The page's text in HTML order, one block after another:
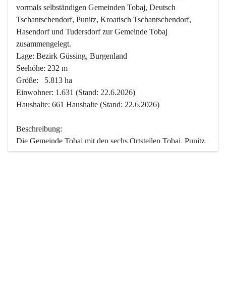
vormals selbständigen Gemeinden Tobaj, Deutsch
Tschantschendorf, Punitz, Kroatisch Tschantschendorf,
Hasendorf und Tudersdorf zur Gemeinde Tobaj
zusammengelegt.
Lage: Bezirk Güssing, Burgenland
Seehöhe: 232 m
Größe:   5.813 ha
Einwohner: 1.631 (Stand: 22.6.2026)
Haushalte: 661 Haushalte (Stand: 22.6.2026)
Beschreibung:
Die Gemeinde Tobaj mit den sechs Ortsteilen Tobaj, Punitz,
Deutsch Tschantschendorf, Kroatisch Tschantschendorf,